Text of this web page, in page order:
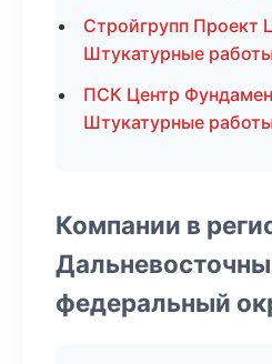
Стройгрупп Проект
Штукатурные
ПСК Центр
Штукатурные
Компании в
федеральный